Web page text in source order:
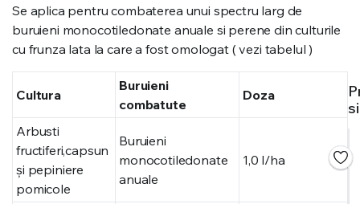
Se aplica pentru combaterea unui spectru larg de
buruieni monocotiledonate anuale si perene din culturile
cu frunza lata la care a fost omologat ( vezi tabelul )
Cultura
Buruieni
combatute
Doza
Arbusti
fructiferi,capsun
și pepiniere
pomicole
Buruieni
monocotiledonate
anuale
1,0 l/ha